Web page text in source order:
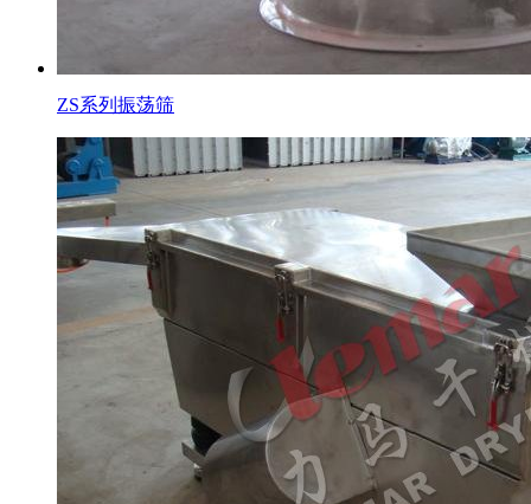
ZS系列振荡筛